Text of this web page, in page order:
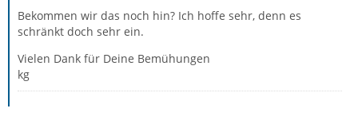
Bekommen wir das noch hin? Ich hoffe sehr, denn es
schränkt doch sehr ein.
Vielen Dank für Deine Bemühungen
kg